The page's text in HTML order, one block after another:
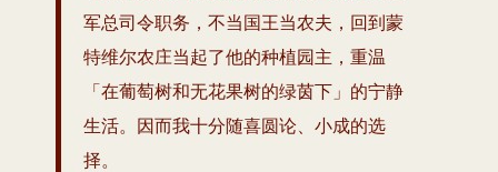
军总司令职务，不当国王当农夫，回到蒙
特维尔农庄当起了他的种植园主，重温
「在葡萄树和无花果树的绿茵下」的宁静
生活。因而我十分随喜圆论、小成的选
择。